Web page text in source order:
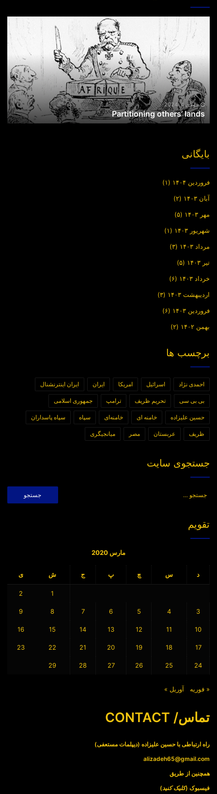
others’
جولای 4, 2024
Partitioning others’ lands
بایگانی
فروردین ۱۴۰۴ (۱)
آبان ۱۴۰۳ (۲)
مهر ۱۴۰۳ (۵)
شهریور ۱۴۰۳ (۱)
مرداد ۱۴۰۳ (۳)
تیر ۱۴۰۳ (۵)
خرداد ۱۴۰۳ (۶)
اردیبهشت ۱۴۰۳ (۳)
فروردین ۱۴۰۳ (۶)
بهمن ۱۴۰۲ (۲)
برچسب ها
احمدی نژاد اسرائیل امریکا ایران ایران اینترنشنال
بی بی سی تحریم ظریف ترامپ جمهوری اسلامی
حسین علیزاده خامنه ای خامنه‌ای سپاه سپاه پاسداران
ظریف عربستان مصر میانجیگری
جستجوی سایت
برای:
تقویم
مارس 2020
د س چ پ ج ش ی
1
2
3
4
5
6
7
8
9
10
11
12
13
14
15
16
17
18
19
20
21
22
23
24
25
26
27
28
29
« فوریه آوریل »
تماس/ CONTACT
راه ارتباطی با حسین علیزاده (دیپلمات مستعفی)
alizadeh65@gmail.com
همچنین از طریق
فیسبوک (کلیک کنید)